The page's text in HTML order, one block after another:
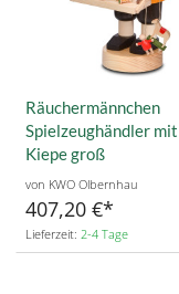
Räuchermännchen
Spielzeughändler mit
Kiepe groß
von KWO Olbernhau
407,20 €
Lieferzeit: 2-4 Tage